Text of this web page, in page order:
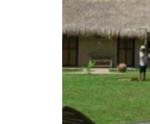
Vị trí trên bản đồ